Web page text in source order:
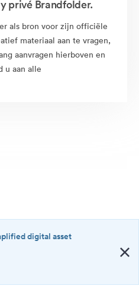
privé Brandfolder.
als bron voor zijn officiële
materiaal aan te vragen,
aanvragen hierboven en
u aan alle
·
digital asset